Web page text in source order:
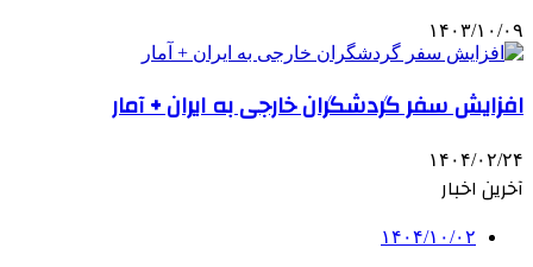
۱۴۰۳/۱۰/۰۹
افزایش سفر گردشگران خارجی به ایران + آمار
۱۴۰۴/۰۲/۲۴
آخرین اخبار
۱۴۰۴/۱۰/۰۲